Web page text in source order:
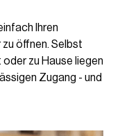
Ihren
zu öffnen. Selbst
zu Hause liegen
Zugang - und